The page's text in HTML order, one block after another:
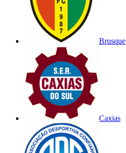
Brusque
Caxias